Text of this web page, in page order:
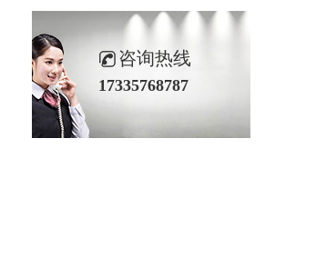
咨询热线
17335768787